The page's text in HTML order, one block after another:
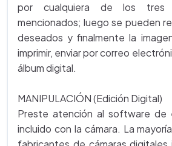
por cualquiera de los tres
mencionados; luego se pueden
deseados y finalmente la
imprimir, enviar por correo
álbum digital.
MANIPULACIÓN (Edición Digital)
Preste atención al software de
incluido con la cámara. La